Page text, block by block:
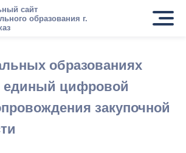
сайт
образования г.
образованиях
единый цифровой
закупочной